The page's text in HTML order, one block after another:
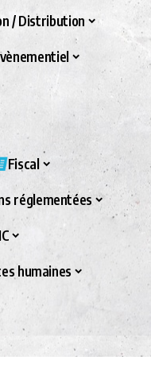
/ Distribution
Fiscal
réglementées
humaines